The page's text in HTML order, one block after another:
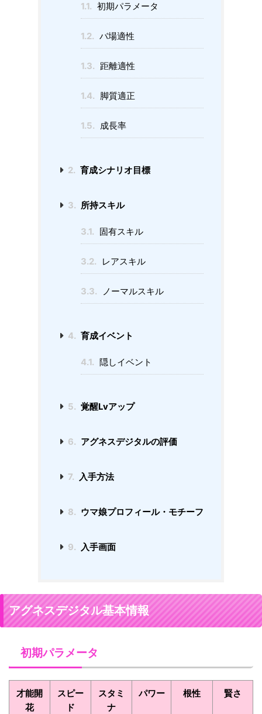
1.1. 初期パラメータ
1.2. バ場適性
1.3. 距離適性
1.4. 脚質適正
1.5. 成長率
2. 育成シナリオ目標
3. 所持スキル
3.1. 固有スキル
3.2. レアスキル
3.3. ノーマルスキル
4. 育成イベント
4.1. 隠しイベント
5. 覚醒Lvアップ
6. アグネスデジタルの評価
7. 入手方法
8. ウマ娘プロフィール・モチーフ
9. 入手画面
アグネスデジタル基本情報
初期パラメータ
才能開
花
スピー
ド
スタミ
ナ
パワー 根性 賢さ